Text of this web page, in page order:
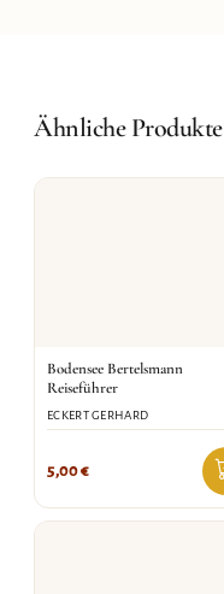
Ähnliche Produkte
Bodensee Bertelsmann
Reiseführer
ECKERT GERHARD
5,00€